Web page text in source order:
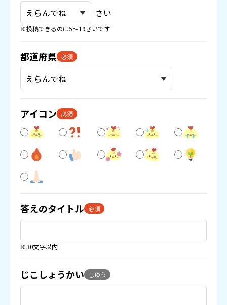
さい
※投稿できるのは5〜19さいです
都道府県 必須
アイコン 必須
答えのタイトル 必須
※30文字以内
じこしょうかい じゆう